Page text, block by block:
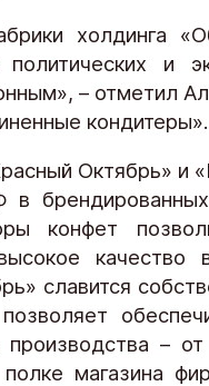
холдинга
и
– отметил
кондитеры».
Октябрь» и
в
конфет
качество
славится
–
магазина